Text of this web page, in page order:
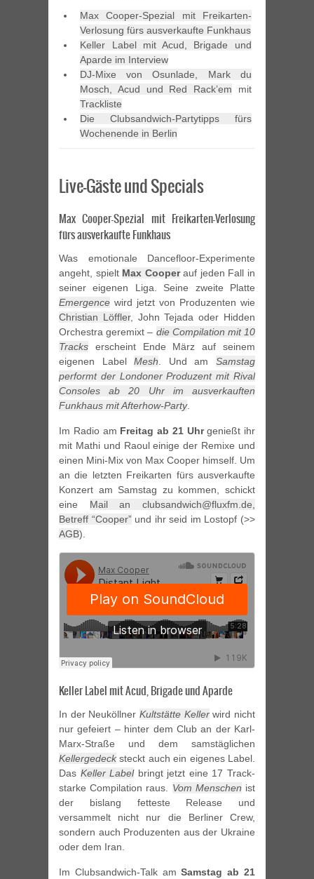
Max Cooper-Spezial mit Freikarten-
Verlosung fürs ausverkaufte Funkhaus
Keller Label mit Acud, Brigade und
Aparde im Interview
DJ-Mixe von Osunlade, Mark du
Mosch, Acud und Red Rack’em mit
Trackliste
Die Clubsandwich-Partytipps fürs
Wochenende in Berlin
Live-Gäste und Specials
Max Cooper-Spezial mit Freikarten-Verlosung
fürs ausverkaufte Funkhaus
Was emotionale Dancefloor-Experimente
angeht, spielt Max Cooperauf jeden Fall in
seiner eigenen Liga. Seine zweite Platte
Emergence wird jetzt von Produzenten wie
Christian Löffler, John Tejada oder Hidden
Orchestra geremixt – die Compilation mit 10
Tracks erscheint Ende März auf seinem
eigenen LabelMesh. Und amSamstag
performt der Londoner Produzent mit Rival
Consoles ab 20 Uhr im ausverkauften
Funkhaus mit Afterhow-Party.
Im Radio am Freitag ab 21 Uhrgenießt ihr
mit Mathi und Raoul einige der Remixe und
einen Mini-Mix von Max Cooper himself. Um
an die letzten Freikarten fürs ausverkaufte
Konzert am Samstag zu kommen, schickt
eine Mail an clubsandwich@fluxfm.de,
Betreff “Cooper”und ihr seid im Lostopf (>>
AGB).
Keller Label mit Acud, Brigade und Aparde
In der Neuköllner Kultstätte Kellerwird nicht
nur gefeiert – hinter dem Club an der Karl-
Marx-Straße und dem samstäglichen
Kellergedecksteckt auch ein eigenes Label.
Das Keller Labelbringt jetzt eine 17 Track-
starke Compilation raus. Vom Menschen ist
der bislang fetteste Release und
versammelt nicht nur die Berliner Crew,
sondern auch Produzenten aus der Ukraine
oder dem Iran.
Im Clubsandwich-Talk amSamstag ab 21